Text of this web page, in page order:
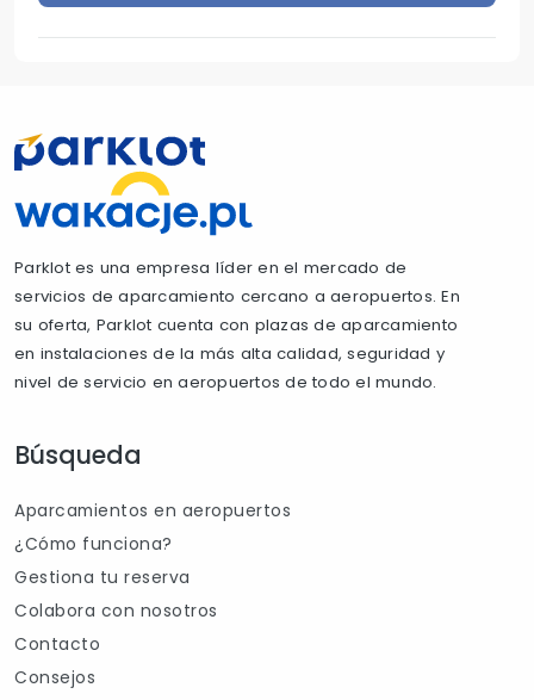
Parklot es una empresa líder en el mercado de
servicios de aparcamiento cercano a aeropuertos. En
su oferta, Parklot cuenta con plazas de aparcamiento
en instalaciones de la más alta calidad, seguridad y
nivel de servicio en aeropuertos de todo el mundo.
Búsqueda
Aparcamientos en aeropuertos
¿Cómo funciona?
Gestiona tu reserva
Colabora con nosotros
Contacto
Consejos